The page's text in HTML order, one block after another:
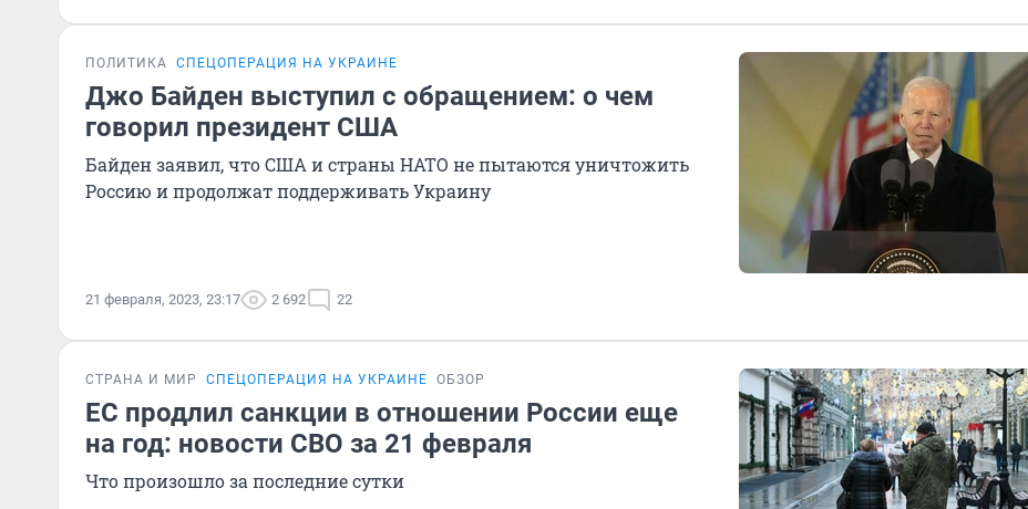
ПОЛИТИКА СПЕЦОПЕРАЦИЯ НА УКРАИНЕ
Джо Байден выступил с обращением: о чем
говорил президент США
Байден заявил, что США и страны НАТО не пытаются уничтожить
Россию и продолжат поддерживать Украину
21 февраля, 2023, 23:17 2 692 22
СТРАНА И МИР СПЕЦОПЕРАЦИЯ НА УКРАИНЕ ОБЗОР
ЕС продлил санкции в отношении России еще
на год: новости СВО за 21 февраля
Что произошло за последние сутки